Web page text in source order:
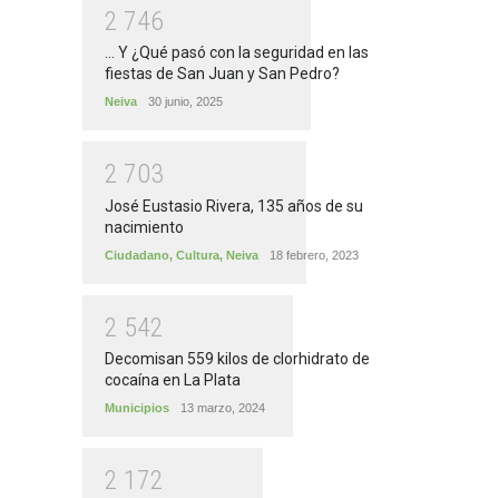
2 746
... Y ¿Qué pasó con la seguridad en las
fiestas de San Juan y San Pedro?
Neiva 30 junio, 2025
2 703
José Eustasio Rivera, 135 años de su
nacimiento
Ciudadano, Cultura, Neiva 18 febrero, 2023
2 542
Decomisan 559 kilos de clorhidrato de
cocaína en La Plata
Municipios 13 marzo, 2024
2 1 72